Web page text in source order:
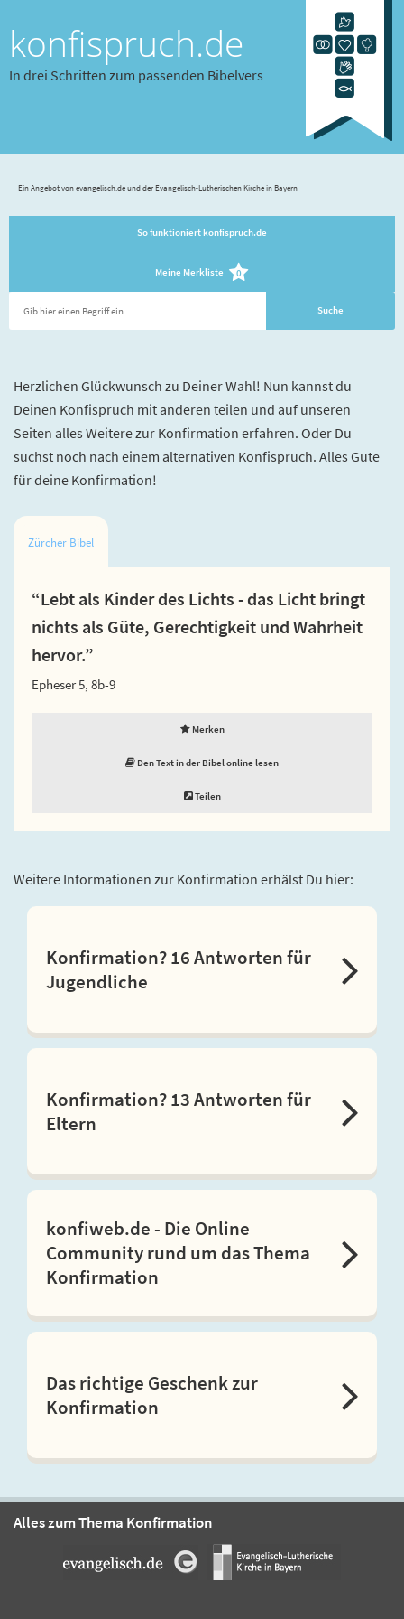
konfispruch.de
In drei Schritten zum passenden Bibelvers
Ein Angebot von evangelisch.de und der Evangelisch-Lutherischen Kirche in Bayern
So funktioniert konfispruch.de
Meine Merkliste 0
Herzlichen Glückwunsch zu Deiner Wahl! Nun kannst du
Deinen Konfispruch mit anderen teilen und auf unseren
Seiten alles Weitere zur Konfirmation erfahren. Oder Du
suchst noch nach einem alternativen Konfispruch. Alles Gute
für deine Konfirmation!
Zürcher Bibel
“Lebt als Kinder des Lichts - das Licht bringt
nichts als Güte, Gerechtigkeit und Wahrheit
hervor.”
Epheser 5, 8b-9
Merken
Den Text in der Bibel online lesen
Teilen
Weitere Informationen zur Konfirmation erhälst Du hier:
Konfirmation? 16 Antworten für
Jugendliche
Konfirmation? 13 Antworten für
Eltern
konfiweb.de - Die Online
Community rund um das Thema
Konfirmation
Das richtige Geschenk zur
Konfirmation
Alles zum Thema Konfirmation